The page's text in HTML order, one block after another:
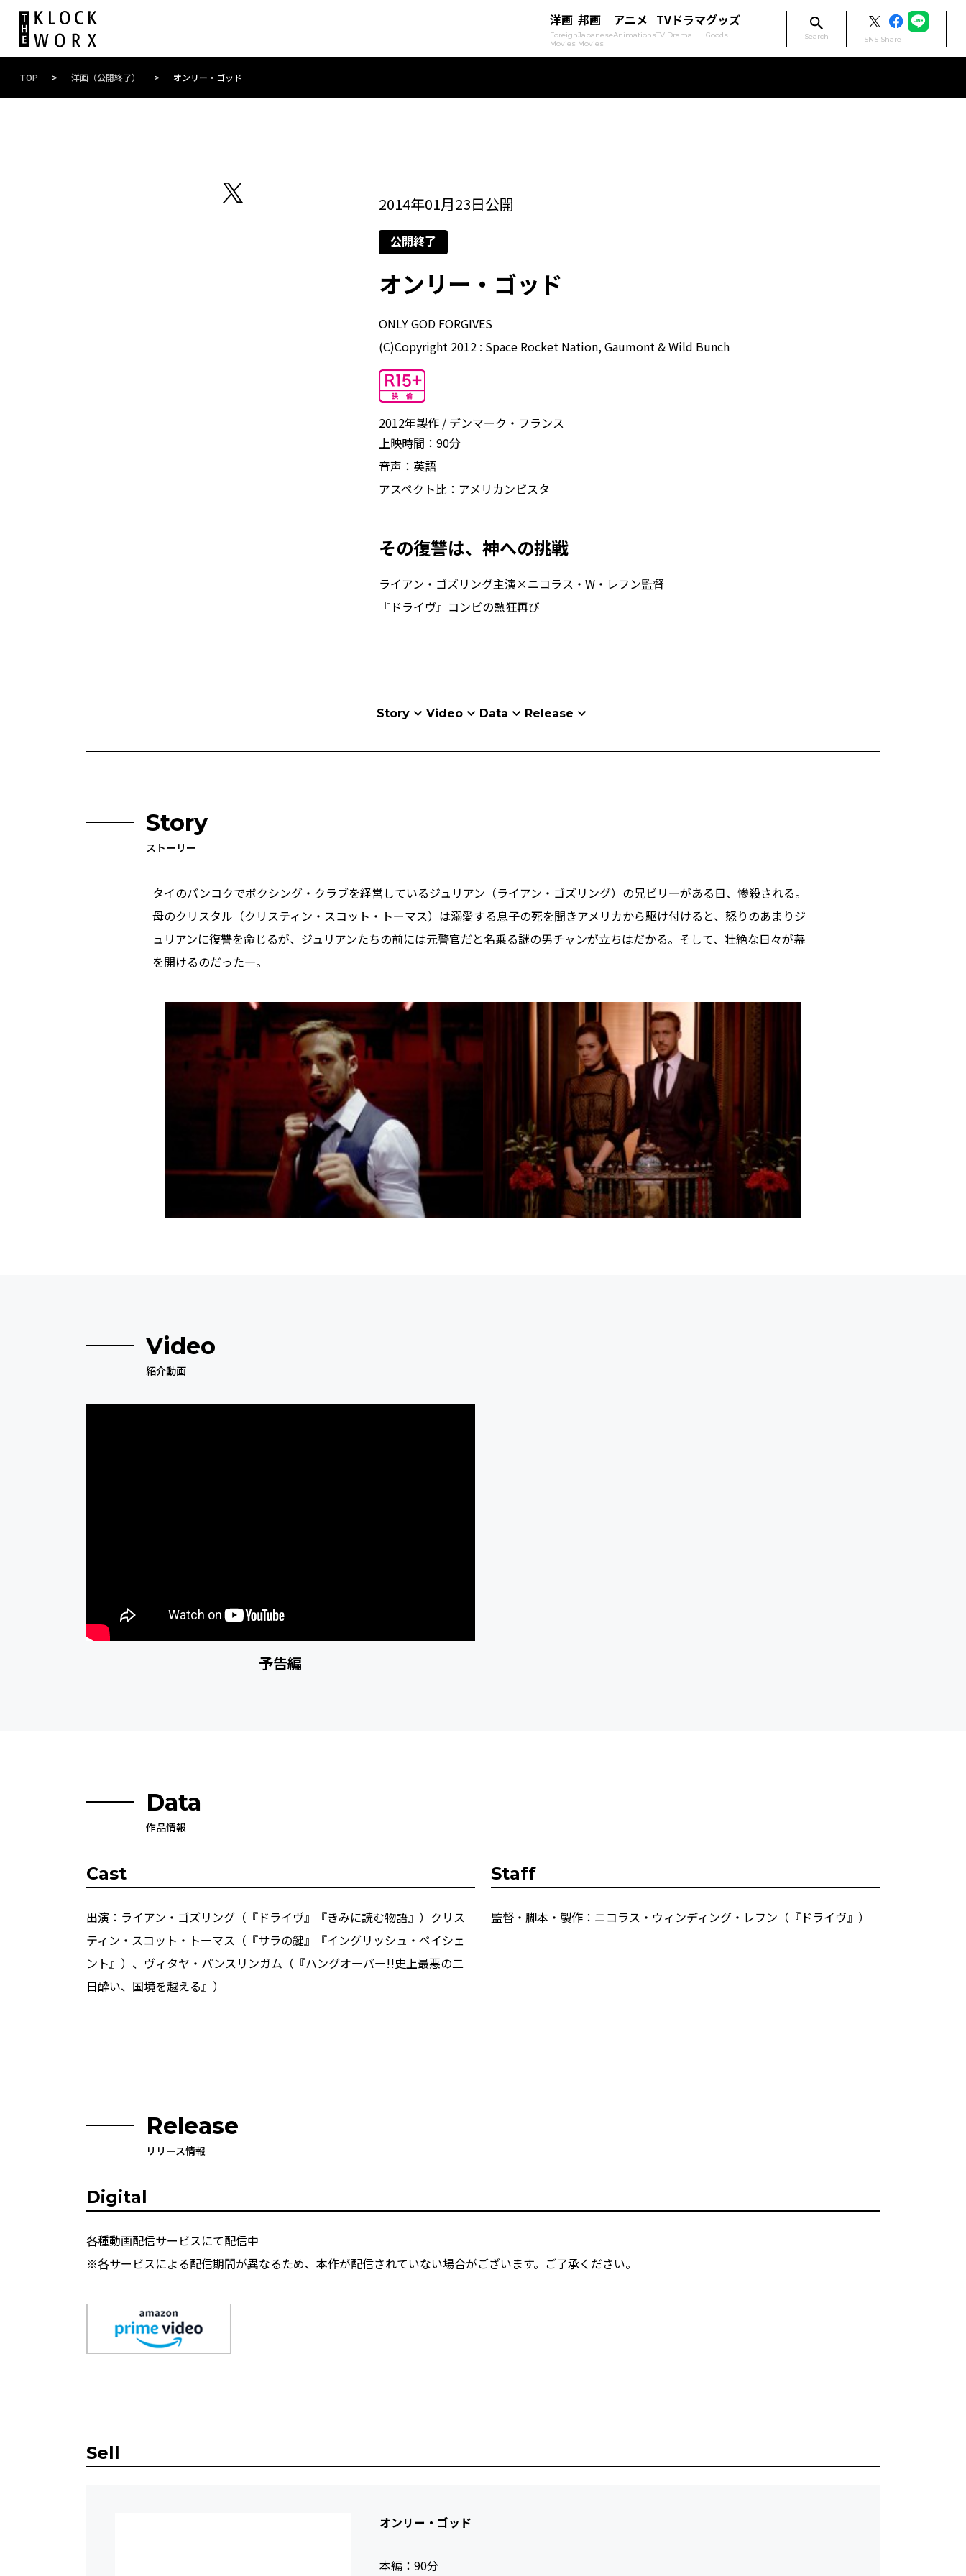
洋画
Foreign
Movies
邦画
Japanese
Movies
アニメ
Animations
TVドラマ
TV Drama
グッズ
Goods Search SNS Share
TOP > 洋画（公開終了） > オンリー・ゴッド
2014年01月23日公開
公開終了
オンリー・ゴッド
ONLY GOD FORGIVES
(C)Copyright 2012 : Space Rocket Nation, Gaumont & Wild Bunch
2012年製作
デンマーク・フランス
上映時間： 90分
音声： 英語
アスペクト比： アメリカンビスタ
その復讐は、神への挑戦
ライアン・ゴズリング主演×ニコラス・W・レフン監督
『ドライヴ』コンビの熱狂再び――
Story Video Data Release
Story
ストーリー
タイのバンコクでボクシング・クラブを経営しているジュリアン（ライアン・ゴズリング）の兄ビリーがある日、惨殺される。
母のクリスタル（クリスティン・スコット・トーマス）は溺愛する息子の死を聞きアメリカから駆け付けると、怒りのあまりジ
ュリアンに復讐を命じるが、ジュリアンたちの前には元警官だと名乗る謎の男チャンが立ちはだかる。そして、壮絶な日々が幕
を開けるのだった―。
Video
紹介動画
予告編
Data
作品情報
Cast
出演：ライアン・ゴズリング（『ドライヴ』『きみに読む物語』）クリス
ティン・スコット・トーマス（『サラの鍵』『イングリッシュ・ペイシェ
ント』）、ヴィタヤ・パンスリンガム（『ハングオーバー!!史上最悪の二
日酔い、国境を越える』）
Staff
監督・脚本・製作：ニコラス・ウィンディング・レフン（『ドライヴ』）
Release
リリース情報
Digital
各種動画配信サービスにて配信中
※各サービスによる配信期間が異なるため、本作が配信されていない場合がございます。ご了承ください。
Sell
オンリー・ゴッド
本編： 90